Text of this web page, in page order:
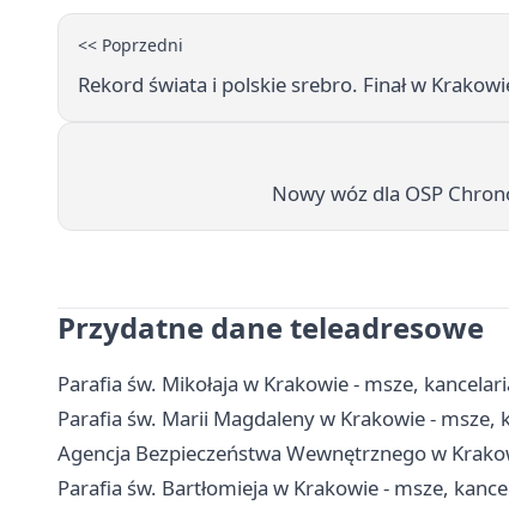
<< Poprzedni
Rekord świata i polskie srebro. Finał w
Nowy wóz dla OSP
Przydatne dane teleadresowe
Parafia św. Mikołaja w Krakowie - msze,
Parafia św. Marii Magdaleny w Krakowie - msze,
Agencja Bezpieczeństwa Wewnętrznego w
Parafia św. Bartłomieja w Krakowie - msze,